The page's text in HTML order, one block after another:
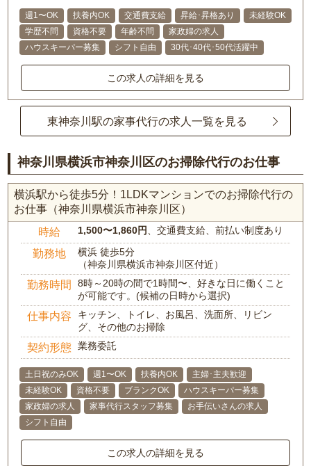
週1〜OK 扶養内OK 交通費支給 昇給･昇格あり
未経験OK
学歴不問
資格不要 年齢不問
家政婦の求人
ハウスキーパー募集
シフト自由 30代･40代･50代活躍中
この求人の詳細を見る
東神奈川駅の家事代行の求人一覧を見る
神奈川県横浜市神奈川区のお掃除代行のお仕事
横浜駅から徒歩5分！1LDKマンションでのお掃除代行の
お仕事（神奈川県横浜市神奈川区）
時給 1,500〜1,860円 、交通費支給、前払い制度あり
勤務地
横浜 徒歩5分
（神奈川県横浜市神奈川区付近）
勤務時間
8時～20時の間で1時間〜、好きな日に働くこと
が可能です。(候補の日時から選択)
仕事内容
キッチン、トイレ、お風呂、洗面所、リビン
グ、その他のお掃除
契約形態 業務委託
土日祝のみOK 週1〜OK 扶養内OK
主婦･主夫歓迎
未経験OK
資格不要 ブランクOK
ハウスキーパー募集
家政婦の求人
家事代行スタッフ募集
お手伝いさんの求人
シフト自由
この求人の詳細を見る